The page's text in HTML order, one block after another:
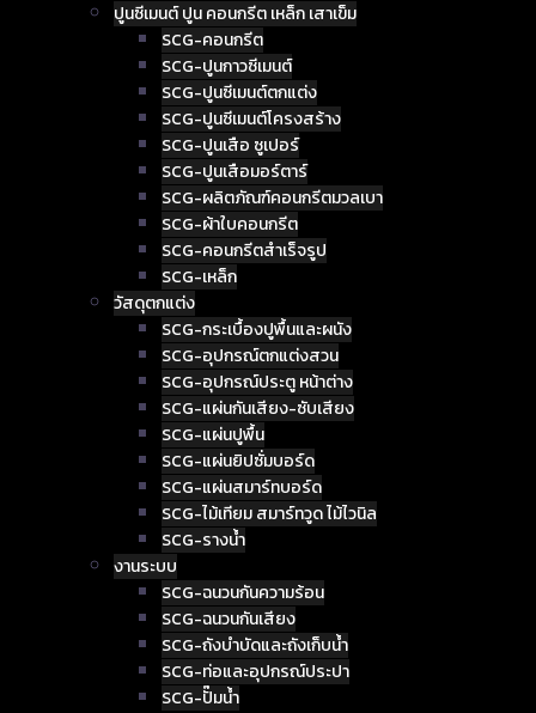
ปูนซีเมนต์ ปูน คอนกรีต เหล็ก เสาเข็ม
SCG-คอนกรีต
SCG-ปูนกาวซีเมนต์
SCG-ปูนซีเมนต์ตกแต่ง
SCG-ปูนซีเมนต์โครงสร้าง
SCG-ปูนเสือ ซูเปอร์
SCG-ปูนเสือมอร์ตาร์
SCG-ผลิตภัณฑ์คอนกรีตมวลเบา
SCG-ผ้าใบคอนกรีต
SCG-คอนกรีตสำเร็จรูป
SCG-เหล็ก
วัสดุตกแต่ง
SCG-กระเบื้องปูพื้นและผนัง
SCG-อุปกรณ์ตกแต่งสวน
SCG-อุปกรณ์ประตู หน้าต่าง
SCG-แผ่นกันเสียง-ซับเสียง
SCG-แผ่นปูพื้น
SCG-แผ่นยิปซั่มบอร์ด
SCG-แผ่นสมาร์ทบอร์ด
SCG-ไม้เทียม สมาร์ทวูด ไม้ไวนิล
SCG-รางน้ำ
งานระบบ
SCG-ฉนวนกันความร้อน
SCG-ฉนวนกันเสียง
SCG-ถังบำบัดและถังเก็บน้ำ
SCG-ท่อและอุปกรณ์ประปา
SCG-ปั๊มน้ำ